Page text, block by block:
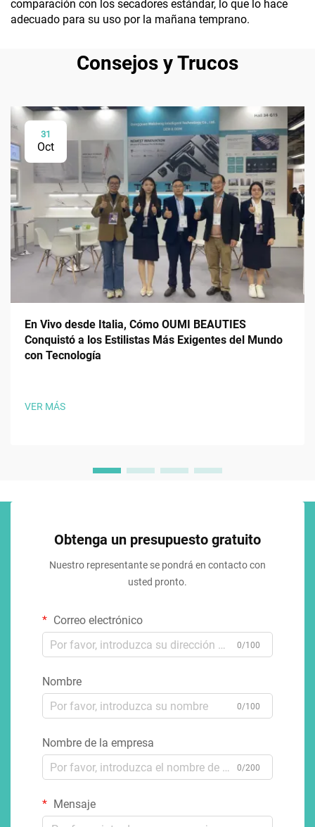
comparación con los secadores estándar, lo que lo hace
adecuado para su uso por la mañana temprano.
Consejos y Trucos
31
Oct
En Vivo desde Italia, Cómo OUMI BEAUTIES
Conquistó a los Estilistas Más Exigentes del Mundo
con Tecnología
VER MÁS
Obtenga un presupuesto gratuito
Nuestro representante se pondrá en contacto con
usted pronto.
Correo electrónico
0/100
Nombre
0/100
Nombre de la empresa
0/200
Mensaje